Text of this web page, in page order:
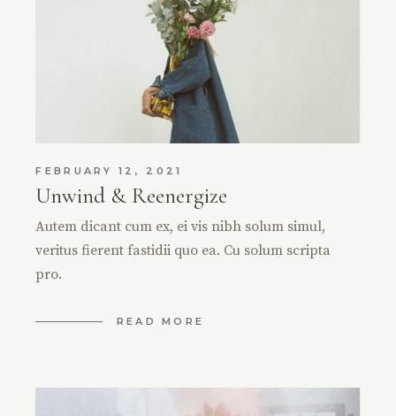
FEBRUARY 12, 2021
Unwind & Reenergize
Autem dicant cum ex, ei vis nibh solum simul,
veritus fierent fastidii quo ea. Cu solum scripta
pro.
READ MORE